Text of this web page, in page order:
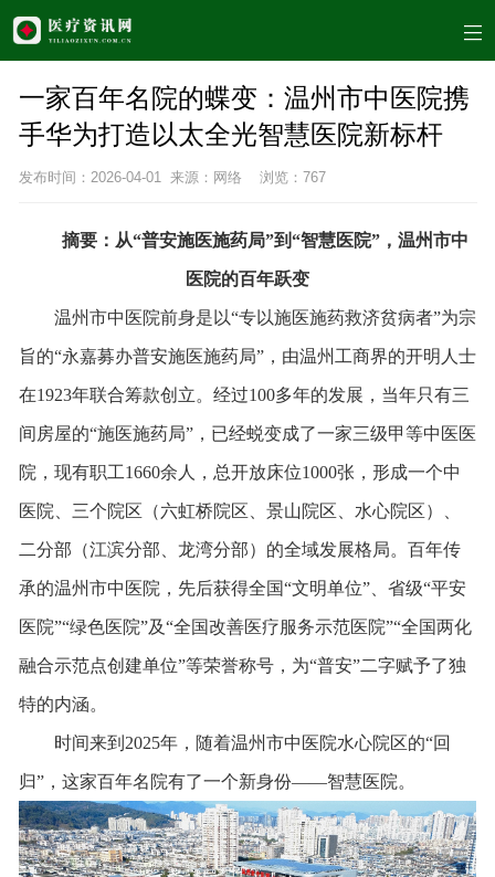
一家百年名院的蝶变：温州市中医院携
手华为打造以太全光智慧医院新标杆
发布时间：2026-04-01 来源：网络 浏览： 767
摘要： 从“普安施医施药局”到“智慧医院”，温州市中
医院的百年跃变
温州市中医院前身是以“专以施医施药救济贫病者”为宗
旨的“永嘉募办普安施医施药局”，由温州工商界的开明人士
在1923年联合筹款创立。经过100多年的发展，当年只有三
间房屋的“施医施药局”，已经蜕变成了一家三级甲等中医医
院，现有职工1660余人，总开放床位1000张，形成一个中
医院、三个院区（六虹桥院区、景山院区、水心院区）、
二分部（江滨分部、龙湾分部）的全域发展格局。百年传
承的温州市中医院，先后获得全国“文明单位”、省级“平安
医院”“绿色医院”及“全国改善医疗服务示范医院”“全国两化
融合示范点创建单位”等荣誉称号，为“普安”二字赋予了独
特的内涵。
时间来到2025年，随着温州市中医院水心院区的“回
归”，这家百年名院有了一个新身份——智慧医院。